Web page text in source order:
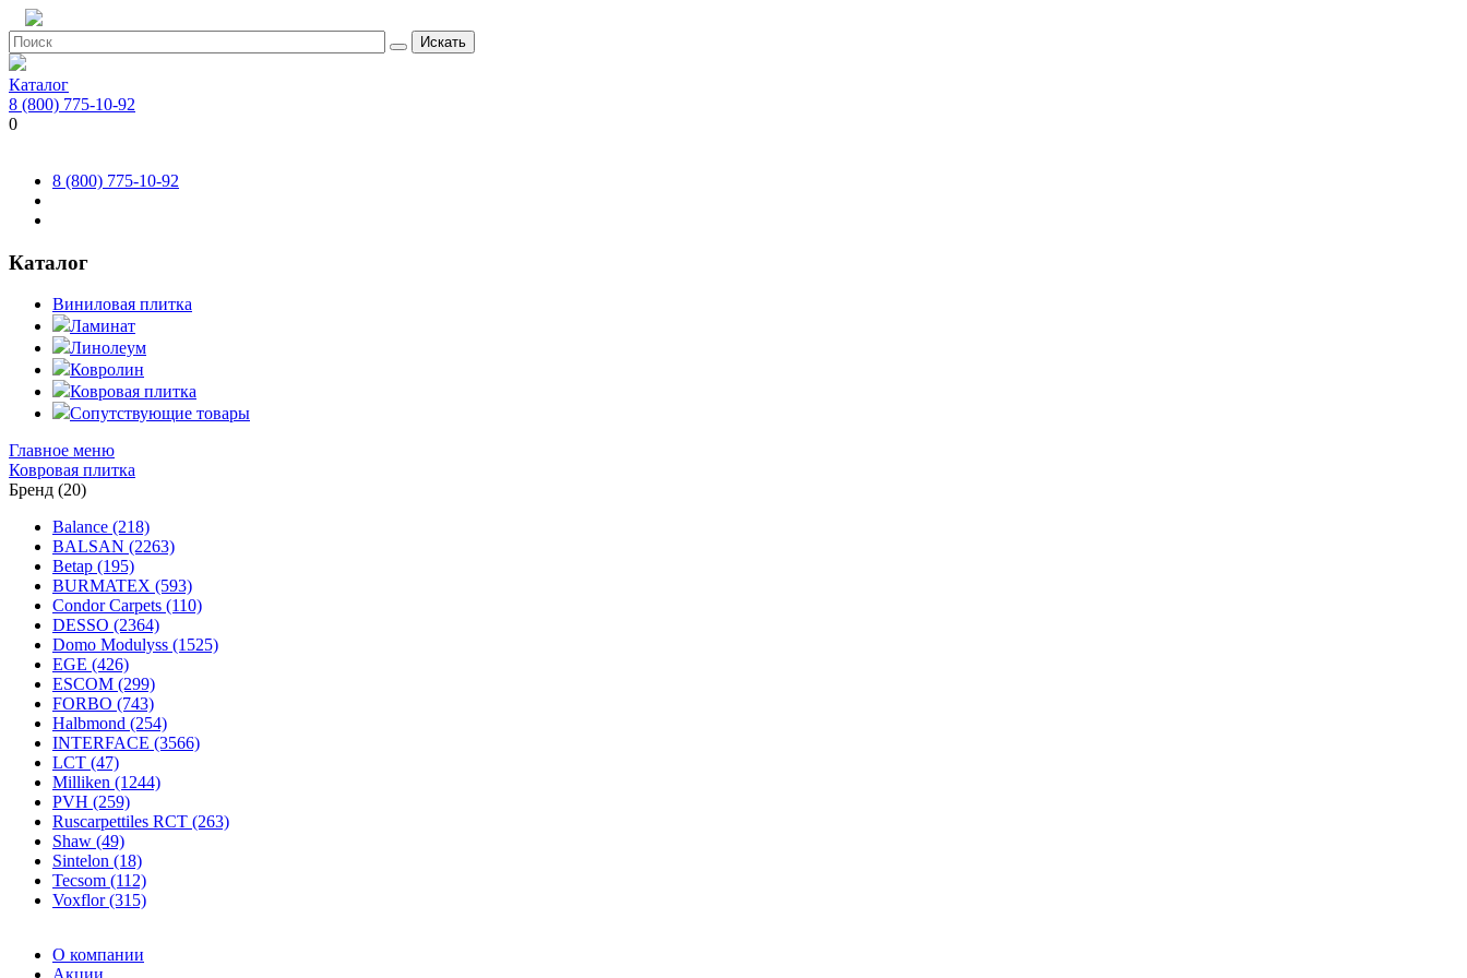
Искать
Каталог
8 (800) 775-10-92
0
8 (800) 775-10-92
Каталог
Виниловая плитка
Ламинат
Линолеум
Ковролин
Ковровая плитка
Сопутствующие товары
Главное меню
Ковровая плитка
Бренд (20)
Balance (218)
BALSAN (2263)
Betap (195)
BURMATEX (593)
Condor Carpets (110)
DESSO (2364)
Domo Modulyss (1525)
EGE (426)
ESCOM (299)
FORBO (743)
Halbmond (254)
INTERFACE (3566)
LCT (47)
Milliken (1244)
PVH (259)
Ruscarpettiles RCT (263)
Shaw (49)
Sintelon (18)
Tecsom (112)
Voxflor (315)
О компании